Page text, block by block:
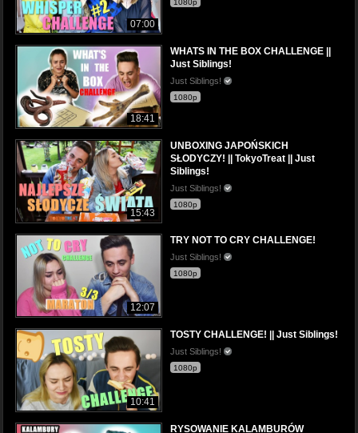
07:00
1080p
18:41
WHATS IN THE BOX CHALLENGE ||
Just Siblings!
Just Siblings!
1080p
15:43
UNBOXING JAPOŃSKICH
SŁODYCZY! || TokyoTreat || Just
Siblings!
Just Siblings!
1080p
12:07
TRY NOT TO CRY CHALLENGE!
Just Siblings!
1080p
10:41
TOSTY CHALLENGE! || Just Siblings!
Just Siblings!
1080p
RYSOWANIE KALAMBURÓW